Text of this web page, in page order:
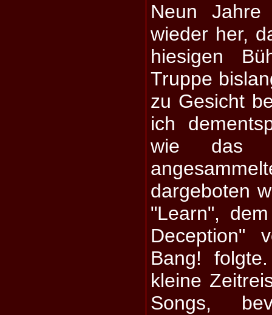
Neun
wieder her,
hiesigen
Truppe
zu Gesicht
ich
wie das
dargeboten
"Learn",
Deception"
Bang!
kleine
Songs,